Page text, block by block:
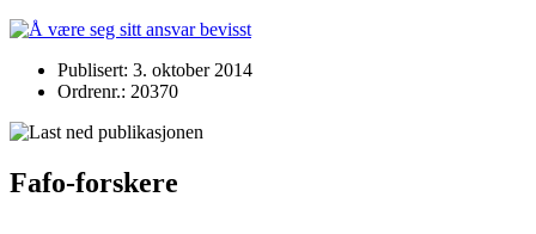
Publisert: 3. oktober 2014
Ordrenr.: 20370
Fafo-forskere